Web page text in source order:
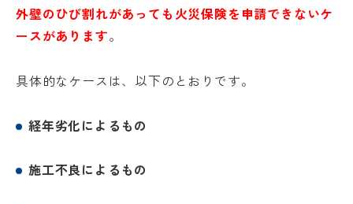
採用情報 約
外壁のひび割れがあっても火災保険を申請できないケ
ースがあります。
具体的なケースは、以下のとおりです。
経年劣化によるもの
施工不良によるもの